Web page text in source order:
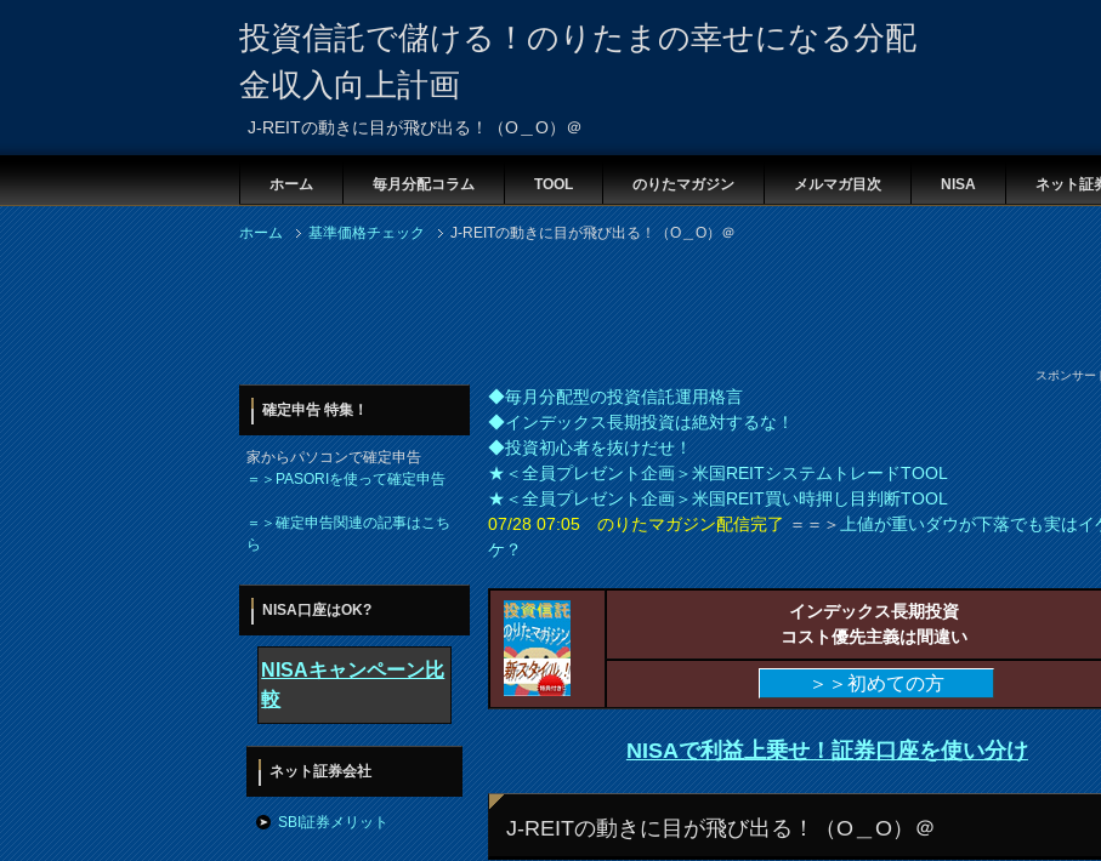
投資信託で儲ける！のりたまの幸せになる分配
金収入向上計画
J-REITの動きに目が飛び出る！（O＿O）＠
ホーム 毎月分配コラム TOOL のりたマガジン メルマガ目次 NISA ネット証
ホーム 基準価格チェック J-REITの動きに目が飛び出る！（O＿O）＠
スポンサー
◆毎月分配型の投資信託運用格言
◆インデックス長期投資は絶対するな！
◆投資初心者を抜けだせ！
★＜全員プレゼント企画＞米国REITシステムトレードTOOL
★＜全員プレゼント企画＞米国REIT買い時押し目判断TOOL
07/28 07:05 のりたマガジン配信完了＝＝＞上値が重いダウが下落でも実はイ
ケ？
インデックス長期投資
コスト優先主義は間違い
＞＞初めての方
NISAで利益上乗せ！証券口座を使い分け
J-REITの動きに目が飛び出る！（O＿O）＠
確定申告 特集！
家からパソコンで確定申告
＝＞PASORIを使って確定申告
＝＞確定申告関連の記事はこち
ら
NISA口座はOK?
NISAキャンペーン比
較
ネット証券会社
SBI証券メリット